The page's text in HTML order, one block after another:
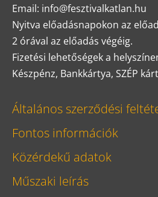
Email: info@fesztivalkatlan.hu
Nyitva előadásnapokon az
2 órával az előadás végéig.
Fizetési lehetőségek a
Készpénz, Bankkártya, SZÉP
Általános szerződési
Fontos információk
Közérdekű adatok
Műszaki leírás